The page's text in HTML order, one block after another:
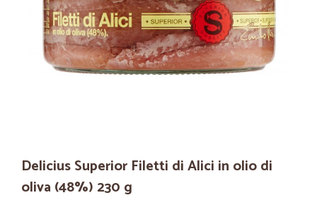
Delicius Superior Filetti di Alici in olio di
oliva (48%) 230 g